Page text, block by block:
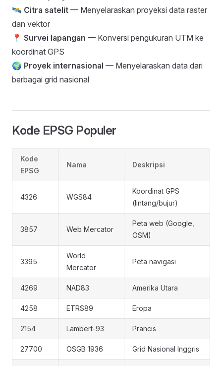
🛰️ Citra satelit — Menyelaraskan proyeksi data raster
dan vektor
📍 Survei lapangan — Konversi pengukuran UTM ke
koordinat GPS
🌍 Proyek internasional — Menyelaraskan data dari
berbagai grid nasional
Kode EPSG Populer
Kode
EPSG
Nama Deskripsi
4326 WGS84
Koordinat GPS
(lintang/bujur)
3857 Web Mercator
Peta web (Google,
OSM)
3395
World
Mercator
Peta navigasi
4269 NAD83 Amerika Utara
4258 ETRS89 Eropa
2154 Lambert-93 Prancis
27700 OSGB 1936 Grid Nasional Inggris